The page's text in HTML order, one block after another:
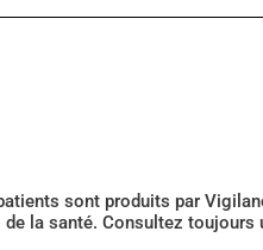
sont produits par
la santé. Consultez